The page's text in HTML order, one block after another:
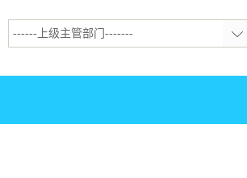
------上级主管部门-------